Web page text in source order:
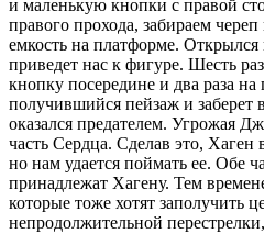
и маленькую кнопки с правой
правого прохода, забираем
емкость на платформе.
приведет нас к фигуре. Шесть
кнопку посередине и два раза
получившийся пейзаж и заберет
оказался предателем. Угрожая
часть Сердца. Сделав это, Хаген
но нам удается поймать ее. Обе
принадлежат Хагену. Тем
которые тоже хотят заполучить
непродолжительной